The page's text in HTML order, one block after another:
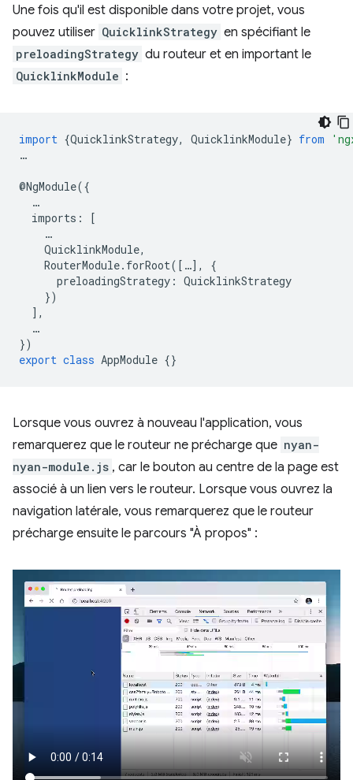
Une fois qu'il est disponible dans votre projet, vous
pouvez utiliser QuicklinkStrategy en spécifiant le
preloadingStrategy du routeur et en important le
QuicklinkModule :
import {QuicklinkStrategy, QuicklinkModule} from
…
@NgModule({
…
imports :
[
…
QuicklinkModule,
RouterModule. forRoot([ …],
{
preloadingStrategy : QuicklinkStrategy
})
],
…
})
export class AppModule {}
Lorsque vous ouvrez à nouveau l'application, vous
remarquerez que le routeur ne précharge que nyan-
nyan-module.js , car le bouton au centre de la page est
associé à un lien vers le routeur. Lorsque vous ouvrez la
navigation latérale, vous remarquerez que le routeur
précharge ensuite le parcours "À propos" :